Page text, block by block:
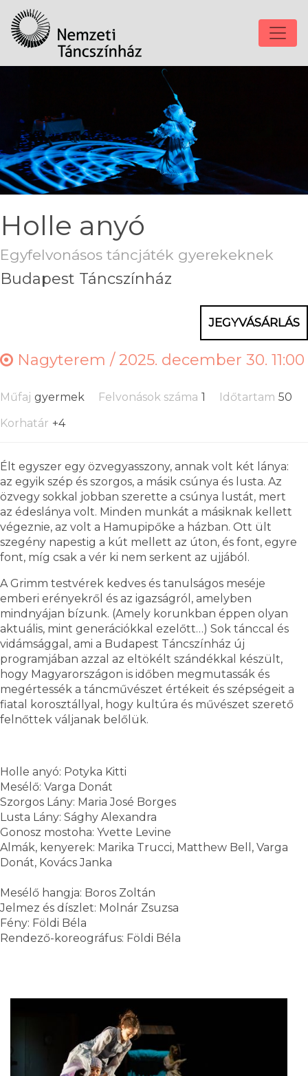
Holle anyó
Egyfelvonásos táncjáték gyerekeknek
Budapest Táncszínház
JEGYVÁSÁRLÁS
Nagyterem /2025. december 30. 11:00
Műfaj gyermek Felvonások száma 1 Időtartam 50
Korhatár +4
Élt egyszer egy özvegyasszony, annak volt két lánya:
az egyik szép és szorgos, a másik csúnya és lusta. Az
özvegy sokkal jobban szerette a csúnya lustát, mert
az édeslánya volt. Minden munkát a másiknak kellett
végeznie, az volt a Hamupipőke a házban. Ott ült
szegény napestig a kút mellett az úton, és font, egyre
font, míg csak a vér ki nem serkent az ujjából.
A Grimm testvérek kedves és tanulságos meséje
emberi erényekről és az igazságról, amelyben
mindnyájan bízunk. (Amely korunkban éppen olyan
aktuális, mint generációkkal ezelőtt…) Sok tánccal és
vidámsággal, ami a Budapest Táncszínház új
programjában azzal az eltökélt szándékkal készült,
hogy Magyarországon is időben megmutassák és
megértessék a táncművészet értékeit és szépségeit a
fiatal korosztállyal, hogy kultúra és művészet szerető
felnőttek váljanak belőlük.
Holle anyó: Potyka Kitti
Mesélő: Varga Donát
Szorgos Lány: Maria José Borges
Lusta Lány: Sághy Alexandra
Gonosz mostoha: Yvette Levine
Almák, kenyerek: Marika Trucci, Matthew Bell, Varga
Donát, Kovács Janka
Mesélő hangja: Boros Zoltán
Jelmez és díszlet: Molnár Zsuzsa
Fény: Földi Béla
Rendező-koreográfus: Földi Béla